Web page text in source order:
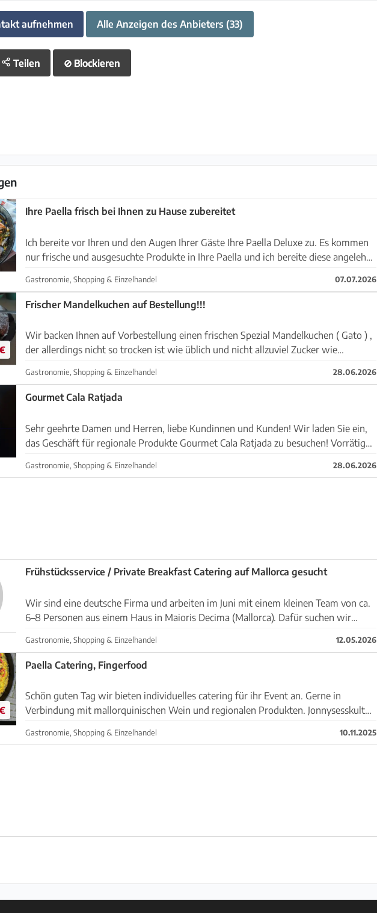
aufnehmen Alle Anzeigen des Anbieters (33)
Teilen ⊘ Blockieren
Ihre Paella frisch bei Ihnen zu Hause zubereitet
Ich bereite vor Ihren und den Augen Ihrer Gäste Ihre Paella Deluxe zu. Es kommen
nur frische und ausgesuchte Produkte in Ihre Paella und ich bereite diese angelehnt
Gastronomie, Shopping & Einzelhandel 07.07.2026
Frischer Mandelkuchen auf Bestellung!!!
Wir backen Ihnen auf Vorbestellung einen frischen Spezial Mandelkuchen ( Gato ) ,
der allerdings nicht so trocken ist wie üblich und nicht allzuviel Zucker wie
Gastronomie, Shopping & Einzelhandel 28.06.2026
Gourmet Cala Ratjada
Sehr geehrte Damen und Herren, liebe Kundinnen und Kunden! Wir laden Sie ein,
das Geschäft für regionale Produkte Gourmet Cala Ratjada zu besuchen! Vorrätig
Gastronomie, Shopping & Einzelhandel 28.06.2026
Frühstücksservice / Private Breakfast Catering auf Mallorca gesucht
Wir sind eine deutsche Firma und arbeiten im Juni mit einem kleinen Team von ca.
6–8 Personen aus einem Haus in Maioris Decima (Mallorca). Dafür suchen wir
Gastronomie, Shopping & Einzelhandel 12.05.2026
Paella Catering, Fingerfood
Schön guten Tag wir bieten individuelles catering für ihr Event an. Gerne in
Verbindung mit mallorquinischen Wein und regionalen Produkten. Jonnysesskultur
Gastronomie, Shopping & Einzelhandel 10.11.2025